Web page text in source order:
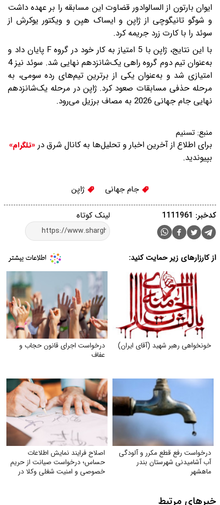
ایوان بارتون از السالوادور قضاوت این مسابقه را بر عهده داشت
و شوگو تانیگوچی از ژاپن و ایساک هیِن و ویکتور یوکرش از
سوئد را با کارت زرد جریمه کرد.
با این نتایج، ژاپن با 5 امتیاز به کار خود در گروه F پایان داد و
به‌عنوان تیم دوم گروه راهی یک‌شانزدهم نهایی شد. سوئد نیز 4
امتیازی شد و به‌عنوان یکی از برترین تیم‌های رده سومی، به
مرحله حذفی مسابقات صعود کرد. ژاپن در مرحله یک‌شانزدهم
نهایی جام جهانی 2026 به مصاف برزیل می‌رود.
منبع: تسنیم
برای اطلاع از آخرین اخبار و تحلیل‌ها به کانال شرق در «تلگرام»
بپیوندید.
جام جهانی ژاپن
لینک کوتاه کدخبر: 1111961
از کارزارهای زیر حمایت کنید:
خونخواهی رهبر شهید (آقای ایران)
درخواست اجرای قانون حجاب و
عفاف
درخواست رفع قطع مکرر و آلودگی
آب آشامیدنی شهرستان بندر
ماهشهر
اصلاح فرایند نمایش اطلاعات
حساس؛ درخواست صیانت از حریم
خصوصی و امنیت شغلی وکلا در
خبرهای مرتبط